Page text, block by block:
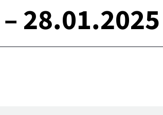
28.01.2025